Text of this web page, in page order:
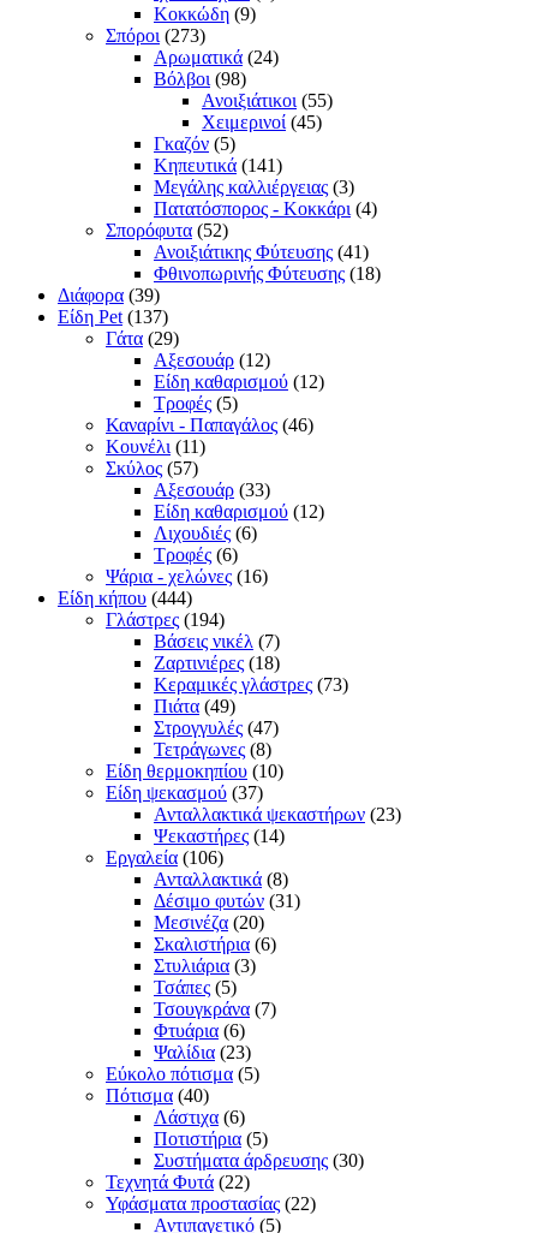
Κοκκώδη (9)
Σπόροι (273)
Αρωματικά (24)
Βόλβοι (98)
Ανοιξιάτικοι (55)
Χειμερινοί (45)
Γκαζόν (5)
Κηπευτικά (141)
Μεγάλης καλλιέργειας (3)
Πατατόσπορος - Κοκκάρι (4)
Σπορόφυτα (52)
Ανοιξιάτικης Φύτευσης (41)
Φθινοπωρινής Φύτευσης (18)
Διάφορα (39)
Είδη Pet (137)
Γάτα (29)
Αξεσουάρ (12)
Είδη καθαρισμού (12)
Τροφές (5)
Καναρίνι - Παπαγάλος (46)
Κουνέλι (11)
Σκύλος (57)
Αξεσουάρ (33)
Είδη καθαρισμού (12)
Λιχουδιές (6)
Τροφές (6)
Ψάρια - χελώνες (16)
Είδη κήπου (444)
Γλάστρες (194)
Βάσεις νικέλ (7)
Ζαρτινιέρες (18)
Κεραμικές γλάστρες (73)
Πιάτα (49)
Στρογγυλές (47)
Τετράγωνες (8)
Είδη θερμοκηπίου (10)
Είδη ψεκασμού (37)
Ανταλλακτικά ψεκαστήρων (23)
Ψεκαστήρες (14)
Εργαλεία (106)
Ανταλλακτικά (8)
Δέσιμο φυτών (31)
Μεσινέζα (20)
Σκαλιστήρια (6)
Στυλιάρια (3)
Τσάπες (5)
Τσουγκράνα (7)
Φτυάρια (6)
Ψαλίδια (23)
Εύκολο πότισμα (5)
Πότισμα (40)
Λάστιχα (6)
Ποτιστήρια (5)
Συστήματα άρδρευσης (30)
Τεχνητά Φυτά (22)
Υφάσματα προστασίας (22)
Αντιπαγετικό (5)